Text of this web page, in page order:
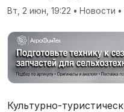
Вт, 2 июн, 19:22 • Новости •
Культурно-